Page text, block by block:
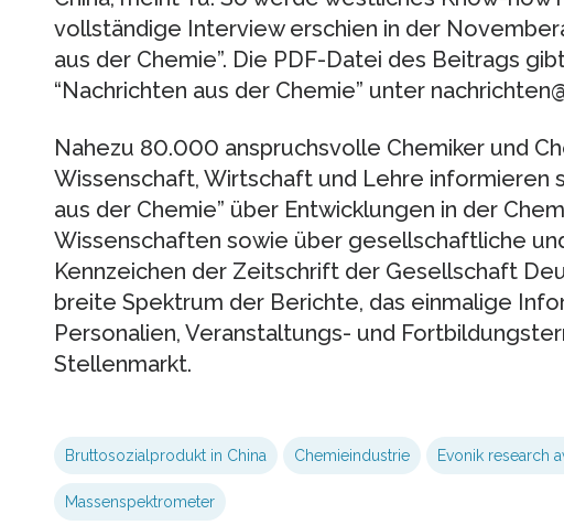
vollständige Interview erschien in der
aus der Chemie”. Die PDF-Datei des Beitrags
“Nachrichten aus der Chemie” unter
Nahezu 80.000 anspruchsvolle Chemiker und
Wissenschaft, Wirtschaft und Lehre informieren
aus der Chemie” über Entwicklungen in der
Wissenschaften sowie über gesellschaftliche
Kennzeichen der Zeitschrift der Gesellschaft
breite Spektrum der Berichte, das einmalige
Personalien, Veranstaltungs- und
Stellenmarkt.
Bruttosozialprodukt in China Chemieindustrie Evonik research
Massenspektrometer